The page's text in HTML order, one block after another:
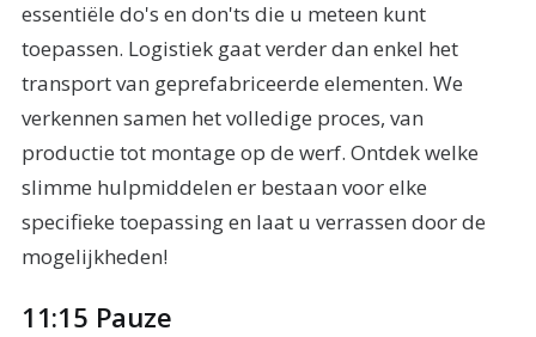
essentiële do's en don'ts die u meteen kunt
toepassen. Logistiek gaat verder dan enkel het
transport van geprefabriceerde elementen. We
verkennen samen het volledige proces, van
productie tot montage op de werf. Ontdek welke
slimme hulpmiddelen er bestaan voor elke
specifieke toepassing en laat u verrassen door de
mogelijkheden!
11:15 Pauze